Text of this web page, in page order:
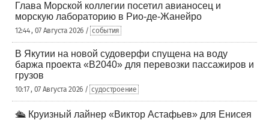
Глава Морской коллегии посетил авианосец и
морскую лабораторию в Рио-де-Жанейро
12:44 , 07 Августа 2026 / события
В Якутии на новой судоверфи спущена на воду
баржа проекта «В2040» для перевозки пассажиров и
грузов
10:17 , 07 Августа 2026 / судостроение
🛳️ Круизный лайнер «Виктор Астафьев» для Енисея